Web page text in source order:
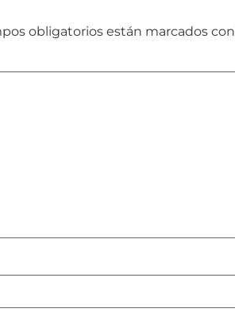
obligatorios están marcados con